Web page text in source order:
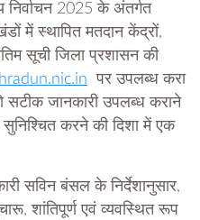
निर्वाचन 2025 के अंतर्गत
में स्थापित मतदान केंद्रों,
सूची जिला प्रशासन की
पर उपलब्ध करा
सटीक जानकारी उपलब्ध कराने
सुनिश्चित करने की दिशा में एक
सविन बंसल के निर्देशानुसार,
शांतिपूर्ण एवं व्यवस्थित रूप